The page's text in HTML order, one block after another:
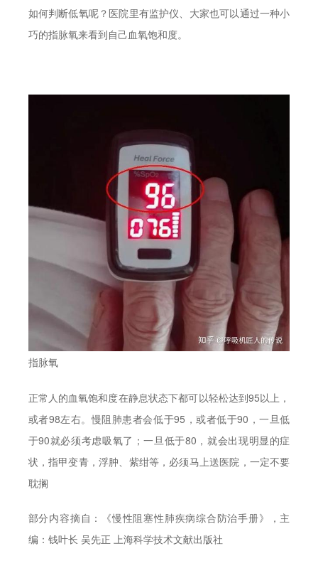
如何判断低氧呢？医院里有监护仪、大家也可以通过一种小
巧的指脉氧来看到自己血氧饱和度。
指脉氧
正常人的血氧饱和度在静息状态下都可以轻松达到95以上，
或者98左右。慢阻肺患者会低于95，或者低于90，一旦低
于90就必须考虑吸氧了；一旦低于80，就会出现明显的症
状，指甲变青，浮肿、紫绀等，必须马上送医院，一定不要
耽搁
部分内容摘自：《慢性阻塞性肺疾病综合防治手册》，主
编：钱叶长 吴先正 上海科学技术文献出版社